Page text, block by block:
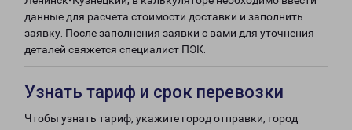
данные для расчета стоимости доставки и заполнить
заявку. После заполнения заявки с вами для уточнения
деталей свяжется специалист ПЭК.
Узнать тариф и срок перевозки
Чтобы узнать тариф, укажите город отправки, город